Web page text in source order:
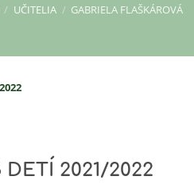
/ UČITELIA / GABRIELA FLAŠKÁROVÁ
2021/2022